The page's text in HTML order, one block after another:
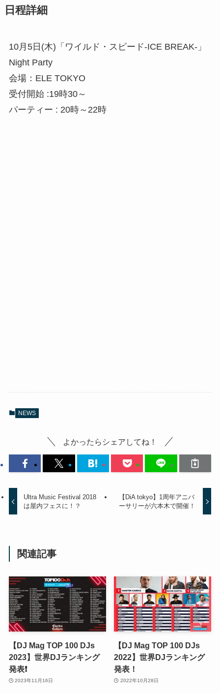
日程詳細
10月5日(木)「ワイルド・スピード-ICE BREAK-」
Night Party
会場：ELE TOKYO
受付開始 :19時30～
パーティー : 20時～22時
NEWS
よかったらシェアしてね！
Ultra Music Festival 2018
は屋内フェスに！？
【DiA tokyo】1周年アニバ
ーサリーが六本木で開催！
関連記事
【DJ Mag TOP 100 DJs
2023】世界DJランキング
発表❗️
2023年11月16日
【DJ Mag TOP 100 DJs
2022】世界DJランキング
発表！
2022年10月28日